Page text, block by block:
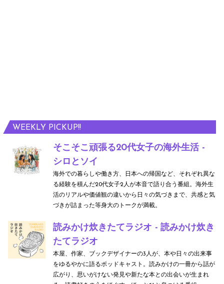
WEEKLY PICKUP!!
そこそこ頑張る20代女子の海外生活 -
シロとソイ
海外での暮らしや働き方、日本への帰国など、それぞれ異な
る経験を積んだ20代女子2人が本音で語り合う番組。海外生
活のリアルや価値観の違いから日々の気づきまで、共感と気
づきが詰まった等身大のトークが満載。
読みかけ炊きたてラジオ - 読みかけ炊き
たてラジオ
本屋、作家、ブックデザイナーの3人が、本や日々の出来事
をゆるやかに語るポッドキャスト。読みかけの一冊から話が
広がり、思いがけない発見や新たな本との出会いが生まれ